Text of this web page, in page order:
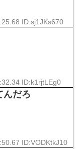
ID:sj1JKs670
ID:k1rjtLEg0
んだろ
ID:VODKtkJ10